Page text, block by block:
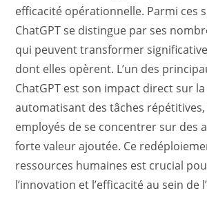
efficacité opérationnelle. Parmi ces
ChatGPT se distingue par ses
qui peuvent transformer
dont elles opèrent. L’un des
ChatGPT est son impact direct sur
automatisant des tâches
employés de se concentrer sur des
forte valeur ajoutée. Ce
ressources humaines est crucial
l’innovation et l’efficacité au sein de